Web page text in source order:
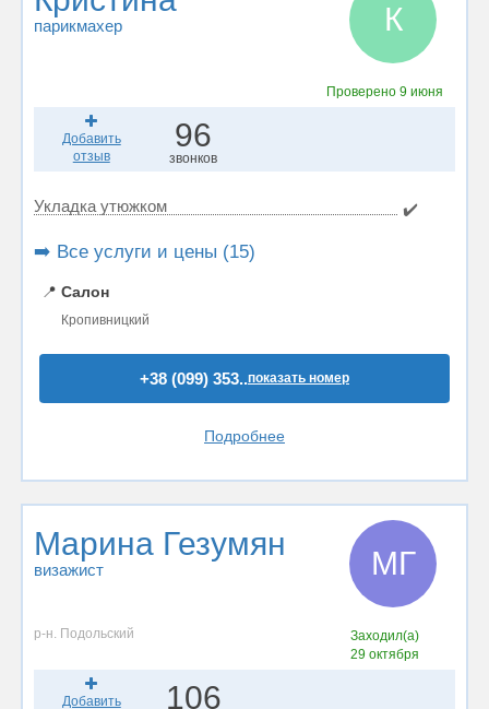
парикмахер К
Проверено9 июня
Добавить
отзыв
96
звонков
Укладка утюжком ✔️
➡️ Все услуги и цены (15)
📍 Салон
Кропивницкий
+38 (099) 353..показать номер
Подробнее
Марина Гезумян
визажист МГ
р-н. Подольский
Заходил(а)
29 октября
Добавить 106